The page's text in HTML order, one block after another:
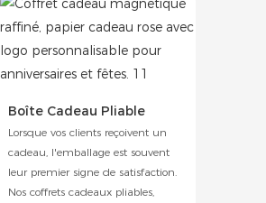
Boîte Cadeau Pliable
Lorsque vos clients reçoivent un
cadeau, l'emballage est souvent
leur premier signe de satisfaction.
Nos coffrets cadeaux pliables,